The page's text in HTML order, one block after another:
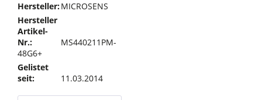
Hersteller:MICROSENS
Hersteller
Artikel-
Nr.:
MS440211PM-
48G6+
Gelistet
seit:
11.03.2014